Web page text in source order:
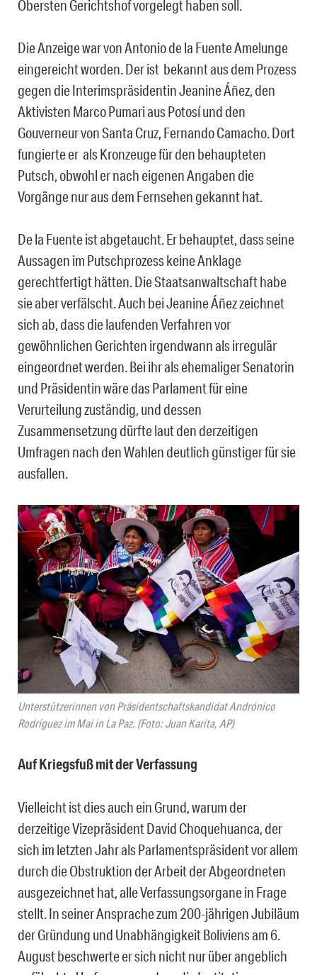
Obersten Gerichtshof vorgelegt haben soll.
Die Anzeige war von Antonio de la Fuente Amelunge
eingereicht worden. Der ist bekannt aus dem Prozess
gegen die Interimspräsidentin JeanineÁñez, den
Aktivisten Marco Pumari aus Potosí und den
Gouverneur von Santa Cruz, Fernando Camacho. Dort
fungierte er als Kronzeuge für den behaupteten
Putsch, obwohl ernach eigenen Angaben die
Vorgänge nur aus dem Fernsehen gekannt hat.
De la Fuente ist abgetaucht. Er behauptet, dass seine
Aussagen im Putschprozess keine Anklage
gerechtfertigt hätten. Die Staatsanwaltschaft habe
sie aber verfälscht. Auch bei Jeanine Áñez zeichnet
sich ab, dass die laufenden Verfahren vor
gewöhnlichen Gerichten irgendwann als irregulär
eingeordnet werden. Bei ihr als ehemaliger Senatorin
und Präsidentin wäre das Parlament für eine
Verurteilung zuständig, und dessen
Zusammensetzung dürfte laut den derzeitigen
Umfragen nach den Wahlen deutlich günstiger für sie
ausfallen.
Unterstützerinnen von Präsidentschaftskandidat Andrónico
Rodríguez im Mai in La Paz. (Foto: Juan Karita, AP)
Auf Kriegsfuß mit der Verfassung
Vielleicht ist dies auch ein Grund, warum der
derzeitige Vizepräsident David Choquehuanca, der
sich im letzten Jahr als Parlamentspräsident vor allem
durch die Obstruktion der Arbeit der Abgeordneten
ausgezeichnet hat, alle Verfassungsorgane in Frage
stellt. In seiner Ansprache zum 200-jährigen Jubiläum
der Gründung und Unabhängigkeit Boliviens am 6.
August beschwerte er sich nicht nur über angeblich